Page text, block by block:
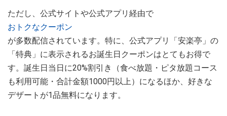
ただし、公式サイトや公式アプリ経由で
おトクなクーポン
が多数配信されています。特に、公式アプリ「安楽亭」の
「特典」に表示されるお誕生日クーポンはとてもお得で
す。誕生日当日に20%割引き（食べ放題・ピタ放題コース
も利用可能・合計金額1000円以上）になるほか、好きな
デザートが1品無料になります。